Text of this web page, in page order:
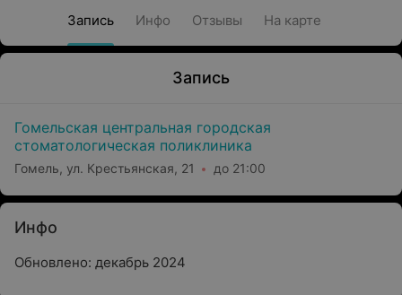
Запись Инфо Отзывы На карте
Запись
Гомельская центральная городская
стоматологическая поликлиника
Гомель, ул. Крестьянская, 21 до 21:00
Инфо
Обновлено: декабрь 2024